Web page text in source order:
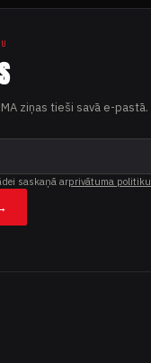
ziņas tieši savā e-pastā.
saskaņā arprivātuma politiku